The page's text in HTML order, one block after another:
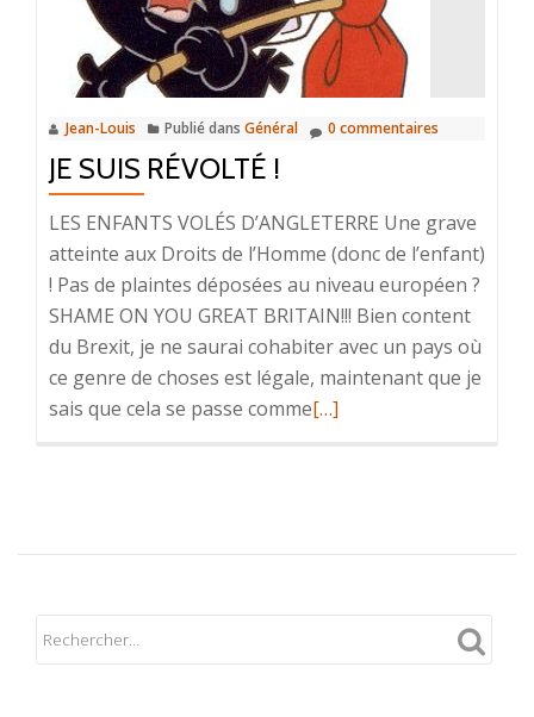
Jean-Louis Publié dans Général 0 commentaires
JE SUIS RÉVOLTÉ !
LES ENFANTS VOLÉS D’ANGLETERRE Une grave
atteinte aux Droits de l’Homme (donc de l’enfant)
! Pas de plaintes déposées au niveau européen ?
SHAME ON YOU GREAT BRITAIN!!! Bien content
du Brexit, je ne saurai cohabiter avec un pays où
ce genre de choses est légale, maintenant que je
sais que cela se passe commeEn
révolté
[…]